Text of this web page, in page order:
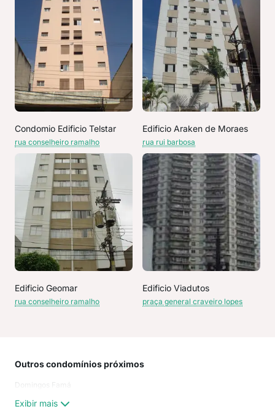
Condomio Edificio Telstar
rua conselheiro ramalho
Edificio Araken de Moraes
rua rui barbosa
Edificio Geomar
rua conselheiro ramalho
Edificio Viadutos
praça general craveiro lopes
Outros condomínios próximos
Domingos Famá
Exibir mais